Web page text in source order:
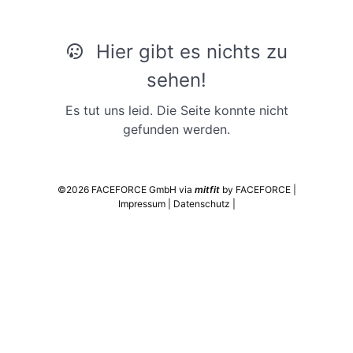
Hier gibt es nichts zu
sehen!
Es tut uns leid. Die Seite konnte nicht
gefunden werden.
©2026 FACEFORCE GmbH via mitfitby FACEFORCE
Impressum
Datenschutz